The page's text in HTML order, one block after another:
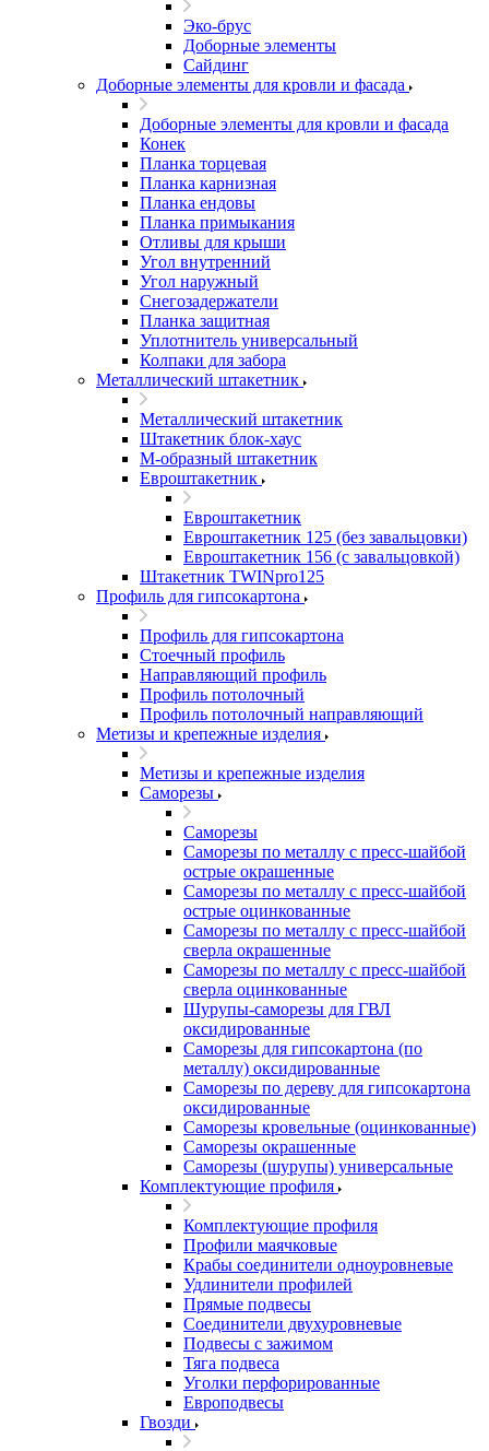
Эко-брус
Доборные элементы
Сайдинг
Доборные элементы для кровли и фасада
Доборные элементы для кровли и фасада
Конек
Планка торцевая
Планка карнизная
Планка ендовы
Планка примыкания
Отливы для крыши
Угол внутренний
Угол наружный
Снегозадержатели
Планка защитная
Уплотнитель универсальный
Колпаки для забора
Металлический штакетник
Металлический штакетник
Штакетник блок-хаус
М-образный штакетник
Евроштакетник
Евроштакетник
Евроштакетник 125 (без завальцовки)
Евроштакетник 156 (с завальцовкой)
Штакетник TWINpro125
Профиль для гипсокартона
Профиль для гипсокартона
Стоечный профиль
Направляющий профиль
Профиль потолочный
Профиль потолочный направляющий
Метизы и крепежные изделия
Метизы и крепежные изделия
Саморезы
Саморезы
Саморезы по металлу с пресс-шайбой
острые окрашенные
Саморезы по металлу с пресс-шайбой
острые оцинкованные
Саморезы по металлу с пресс-шайбой
сверла окрашенные
Саморезы по металлу с пресс-шайбой
сверла оцинкованные
Шурупы-саморезы для ГВЛ
оксидированные
Саморезы для гипсокартона (по
металлу) оксидированные
Саморезы по дереву для гипсокартона
оксидированные
Саморезы кровельные (оцинкованные)
Саморезы окрашенные
Саморезы (шурупы) универсальные
Комплектующие профиля
Комплектующие профиля
Профили маячковые
Крабы соединители одноуровневые
Удлинители профилей
Прямые подвесы
Соединители двухуровневые
Подвесы с зажимом
Тяга подвеса
Уголки перфорированные
Европодвесы
Гвозди